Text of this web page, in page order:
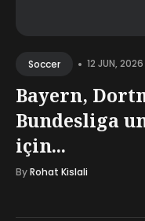
Soccer • 12 JUN, 2026
Bayern,
Bundesliga
için...
ByRohat Kislali